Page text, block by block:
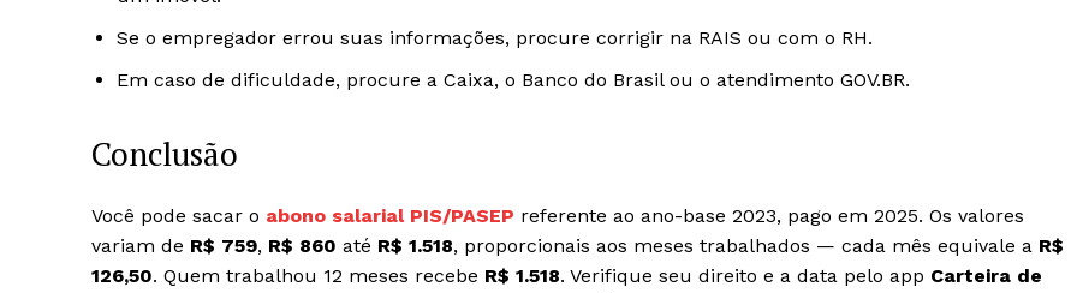
Se o empregador errou suas informações, procure corrigir na RAIS ou com o RH.
Em caso de dificuldade, procure a Caixa, o Banco do Brasil ou o atendimento GOV.BR.
Conclusão
Você pode sacar o abono salarial PIS/PASEP referente ao ano-base 2023, pago em 2025. Os valores
variam de R$ 759, R$ 860 até R$ 1.518, proporcionais aos meses trabalhados — cada mês equivale a R$
126,50. Quem trabalhou 12 meses recebe R$ 1.518. Verifique seu direito e a data pelo app Carteira de